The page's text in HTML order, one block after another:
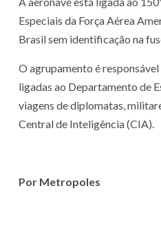
Especiais da Força Aérea
Brasil sem identificação na
O agrupamento é
ligadas ao Departamento de
viagens de diplomatas,
Central de Inteligência (CIA).
Por Metropoles